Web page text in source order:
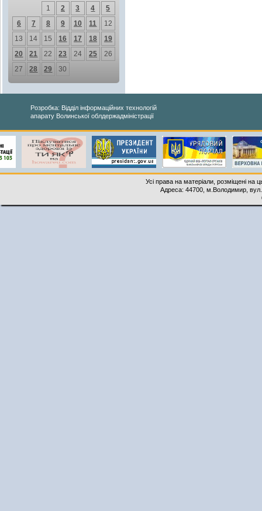
1
2 3 4
5
6
7 8 9 10 11
12
13
14 15 16 17 18
19
20
21 22 23 24 25
26
27
28 29 30
Розробка: Відділ інформаційних технологій
апарату Волинської облдержадміністрації
Усі права на матеріали, розміщені на
Адреса: 44700, м.Володимир,